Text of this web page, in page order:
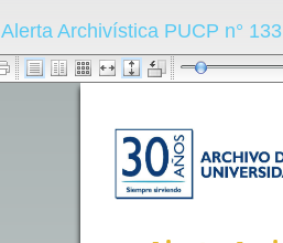
Alerta Archivística PUCP n° 133